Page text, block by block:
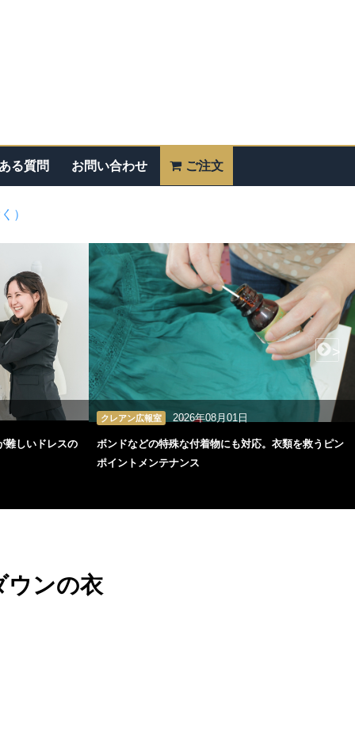
る質問 お問い合わせ ご注文
）
難しいドレスの
クレアン広報室 2026年08月01日
ボンドなどの特殊な付着物にも対応。衣類を救うピン
ポイントメンテナンス
>
ウンの衣